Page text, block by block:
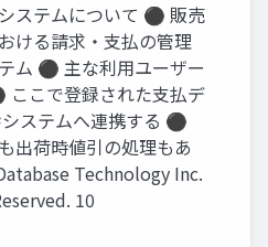
ステムについて ⚫ 販売
ける請求・支払の管理
ム ⚫ 主な利用ユーザー
ここで登録された支払デ
ステムへ連携する ⚫
出荷時値引の処理もあ
Technology Inc.
10